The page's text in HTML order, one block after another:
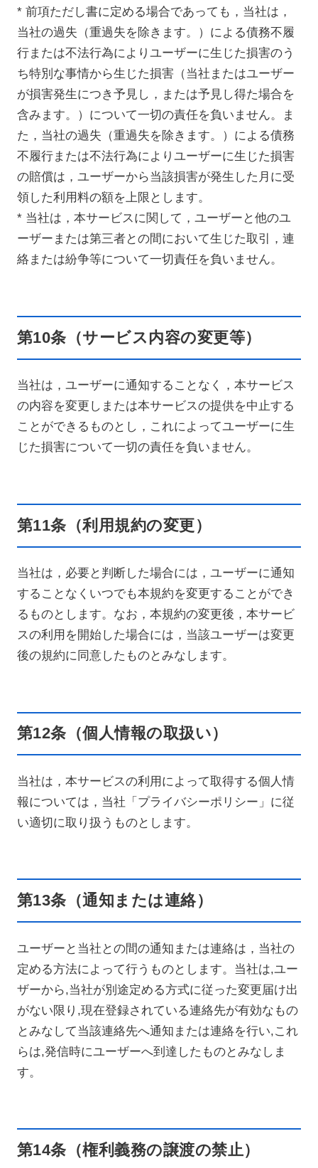
* 前項ただし書に定める場合であっても，当社は，
当社の過失（重過失を除きます。）による債務不履
行または不法行為によりユーザーに生じた損害のう
ち特別な事情から生じた損害（当社またはユーザー
が損害発生につき予見し，または予見し得た場合を
含みます。）について一切の責任を負いません。ま
た，当社の過失（重過失を除きます。）による債務
不履行または不法行為によりユーザーに生じた損害
の賠償は，ユーザーから当該損害が発生した月に受
領した利用料の額を上限とします。
* 当社は，本サービスに関して，ユーザーと他のユ
ーザーまたは第三者との間において生じた取引，連
絡または紛争等について一切責任を負いません。
第10条（サービス内容の変更等）
当社は，ユーザーに通知することなく，本サービス
の内容を変更しまたは本サービスの提供を中止する
ことができるものとし，これによってユーザーに生
じた損害について一切の責任を負いません。
第11条（利用規約の変更）
当社は，必要と判断した場合には，ユーザーに通知
することなくいつでも本規約を変更することができ
るものとします。なお，本規約の変更後，本サービ
スの利用を開始した場合には，当該ユーザーは変更
後の規約に同意したものとみなします。
第12条（個人情報の取扱い）
当社は，本サービスの利用によって取得する個人情
報については，当社「プライバシーポリシー」に従
い適切に取り扱うものとします。
第13条（通知または連絡）
ユーザーと当社との間の通知または連絡は，当社の
定める方法によって行うものとします。当社は,ユー
ザーから,当社が別途定める方式に従った変更届け出
がない限り,現在登録されている連絡先が有効なもの
とみなして当該連絡先へ通知または連絡を行い,これ
らは,発信時にユーザーへ到達したものとみなしま
す。
第14条（権利義務の譲渡の禁止）